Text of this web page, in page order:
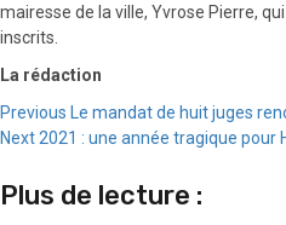
mairesse de la ville, Yvrose Pierre,
inscrits.
La rédaction
Continue
Reading
Previous Le mandat de huit juges
Next 2021 : une année tragique pour
Plus de lecture :